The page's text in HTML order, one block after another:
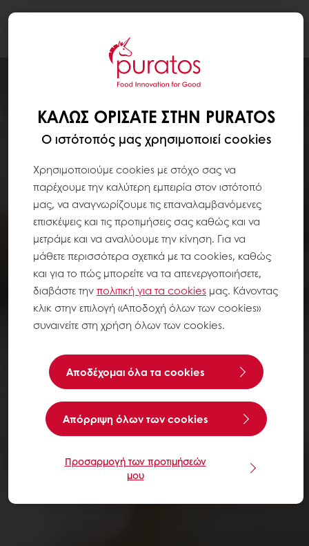
ΚΑΛΏΣ ΟΡΊΣΑΤΕ ΣΤΗΝ PURATOS
Ο ιστότοπός μας χρησιμοποιεί cookies
Χρησιμοποιούμε cookies με στόχο σας να
παρέχουμε την καλύτερη εμπειρία στον ιστότοπό
μας, να αναγνωρίζουμε τις επαναλαμβανόμενες
επισκέψεις και τις προτιμήσεις σας καθώς και να
μετράμε και να αναλύουμε την κίνηση. Για να
μάθετε περισσότερα σχετικά με τα cookies, καθώς
και για το πώς μπορείτε να τα απενεργοποιήσετε,
διαβάστε τηνπολιτική για τα cookies μας. Κάνοντας
κλικ στην επιλογή «Αποδοχή όλων των cookies»
συναινείτε στη χρήση όλων των cookies.
Αποδέχομαι όλα τα cookies
Aπόρριψη όλων των cookies
Προσαρμογή των προτιμήσεών
μου